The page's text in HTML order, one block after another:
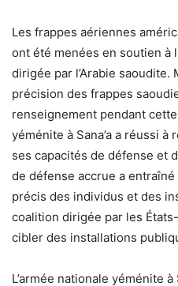
Les frappes aériennes
ont été menées en soutien à
dirigée par l’Arabie
précision des frappes
renseignement pendant
yéménite à Sana’a a réussi
ses capacités de défense et
de défense accrue a
précis des individus et des
coalition dirigée par les
cibler des installations
L’armée nationale yéménite